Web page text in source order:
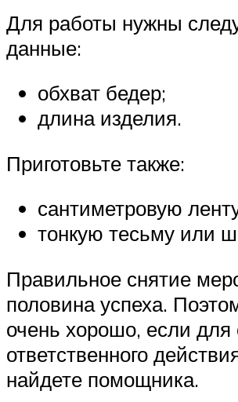
Для работы нужны
данные:
обхват бедер;
длина изделия.
Приготовьте также:
сантиметровую
тонкую тесьму или
Правильное снятие
половина успеха.
очень хорошо, если для
ответственного
найдете помощника.